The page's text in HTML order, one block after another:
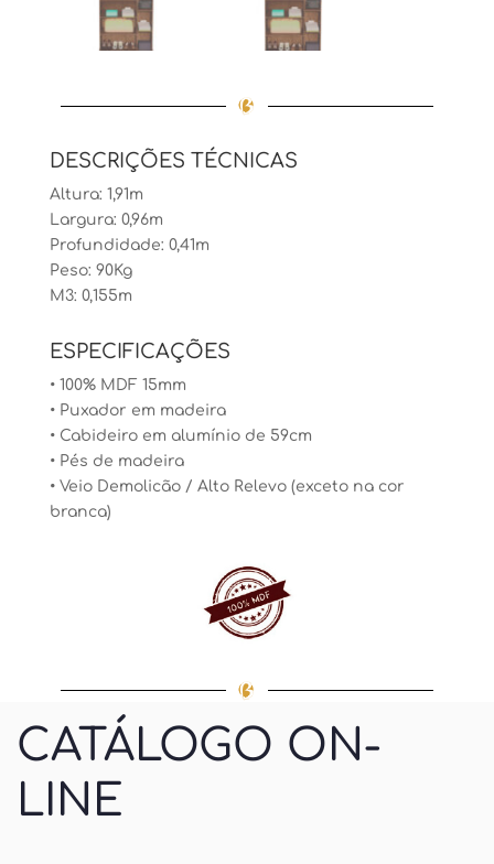
DESCRIÇÕES TÉCNICAS
Altura: 1,91m
Largura: 0,96m
Profundidade: 0,41m
Peso: 90Kg
M3: 0,155m
ESPECIFICAÇÕES
• 100% MDF 15mm
• Puxador em madeira
• Cabideiro em alumínio de 59cm
• Pés de madeira
•Veio Demolicão / Alto Relevo (exceto na cor
branca)
CATÁLOGO ON-
LINE